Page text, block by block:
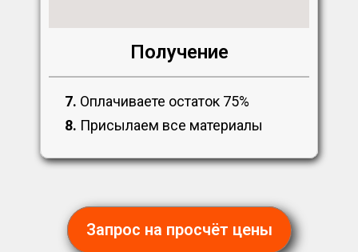
Получение
7. Оплачиваете остаток 75%
8. Присылаем все материалы
Запрос на просчёт цены